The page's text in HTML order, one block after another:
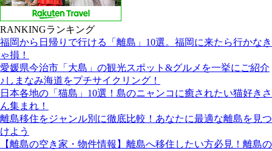
RANKINGランキング
福岡から日帰りで行ける「離島」10選。福岡に来たら行かなき
ゃ損！
愛媛県今治市「大島」の観光スポット&グルメを一挙にご紹介
♪しまなみ海道をプチサイクリング！
日本各地の「猫島」10選！島のニャンコに癒されたい猫好きさ
ん集まれ！
離島移住をジャンル別に徹底比較！あなたに最適な離島を見つ
けよう
【離島の空き家・物件情報】離島へ移住したい方必見！離島の